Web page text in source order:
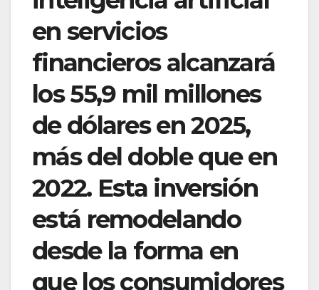
en servicios
financieros alcanzará
los 55,9 mil millones
de dólares en 2025,
más del doble que en
2022. Esta inversión
está remodelando
desde la forma en
que los consumidores